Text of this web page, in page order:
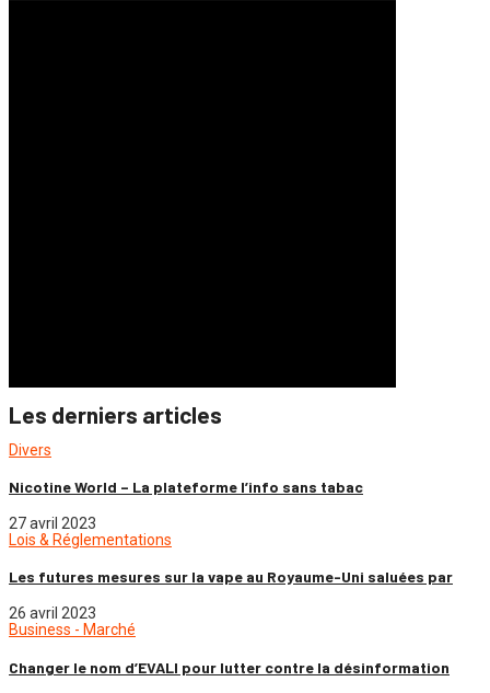
Les derniers articles
Divers
Nicotine World – La plateforme l’info sans tabac
27 avril 2023
Lois & Réglementations
Les futures mesures sur la vape au Royaume-Uni saluées par
26 avril 2023
Business - Marché
Changer le nom d’EVALI pour lutter contre la désinformation